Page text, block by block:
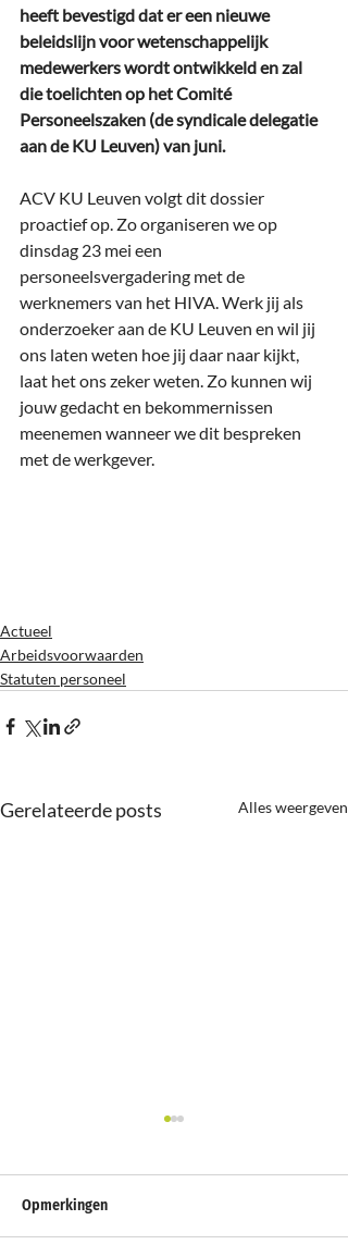
heeft bevestigd dat er een nieuwe
beleidslijn voor wetenschappelijk
medewerkers wordt ontwikkeld en zal
die toelichten op het Comité
Personeelszaken (de syndicale delegatie
aan de KU Leuven) van juni.
ACV KU Leuven volgt dit dossier
proactief op. Zo organiseren we op
dinsdag 23 mei een
personeelsvergadering met de
werknemers van het HIVA. Werk jij als
onderzoeker aan de KU Leuven en wil jij
ons laten weten hoe jij daar naar kijkt,
laat het ons zeker weten. Zo kunnen wij
jouw gedacht en bekommernissen
meenemen wanneer we dit bespreken
met de werkgever.
Actueel
Arbeidsvoorwaarden
Statuten personeel
Gerelateerde posts Alles weergeven
Opmerkingen